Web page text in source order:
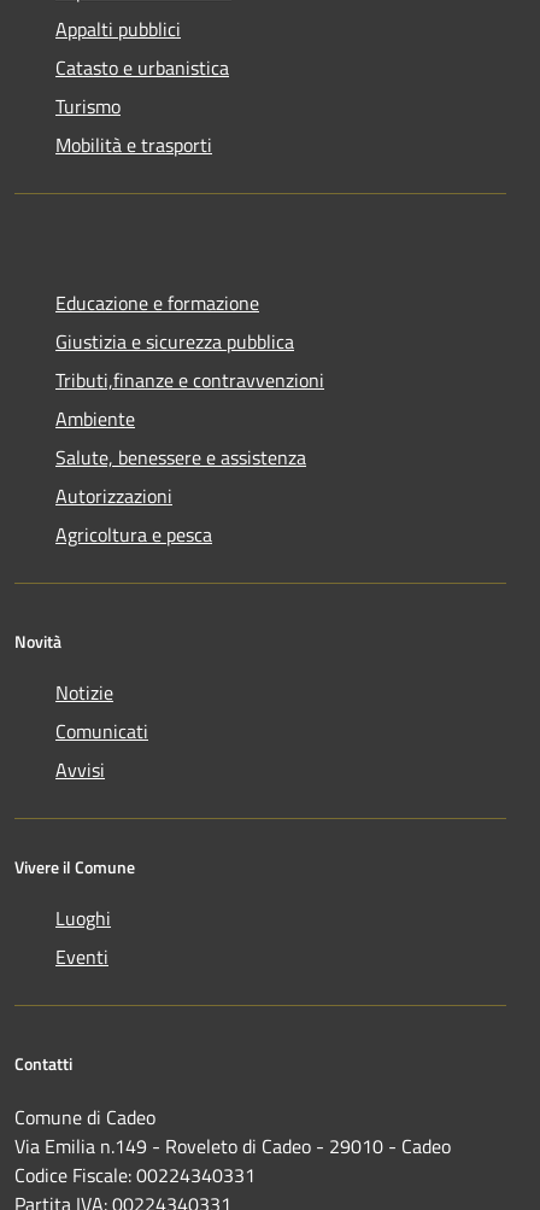
Appalti pubblici
Catasto e urbanistica
Turismo
Mobilità e trasporti
Educazione e formazione
Giustizia e sicurezza pubblica
Tributi,finanze e contravvenzioni
Ambiente
Salute, benessere e assistenza
Autorizzazioni
Agricoltura e pesca
Novità
Notizie
Comunicati
Avvisi
Vivere il Comune
Luoghi
Eventi
Contatti
Comune di Cadeo
Via Emilia n.149 - Roveleto di Cadeo - 29010 - Cadeo
Codice Fiscale: 00224340331
Partita IVA: 00224340331